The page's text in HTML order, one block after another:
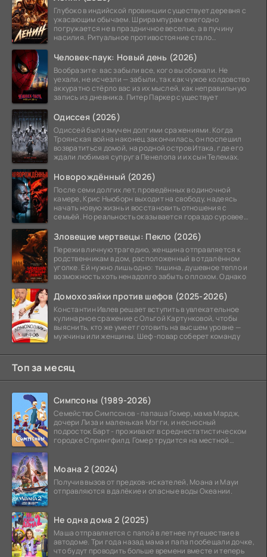
Глубоко в индийской провинции существует деревня с
ужасающим обычаем. Шрирампурам ежегодно
погружается не в праздничное веселье, а в пучину
насилия. Ритуальное противостояние стало
Человек-паук: Новый день (2026)
Вообразите: вас забыли все, кого вы обожали. Не
уехали, не исчезли — забыли, так как чужое колдовство
аккуратно стёрло вас из их мыслей, как неправильную
запись из дневника. Питер Паркер существует
Одиссея (2026)
Одиссей был измучен долгими сражениями. Когда
Троянская война наконец закончилась, он поспешил
возвратиться домой, на родной остров Итака, где его
ждали любимая супруга Пенелопа и их сын Телемах.
Новорождённый (2026)
После семи долгих лет, проведённых в одиночной
камере, Крис Ньюборн выходит на свободу, надеясь
начать новую жизнь и восстановить отношения с
семьёй. Но реальность оказывается гораздо суровее
Зловещие мертвецы: Пекло (2026)
Пережив личную трагедию, женщина отправляется к
родственникам в дом, расположенный в отдалённом
уголке. Ей нужно лишь одно: тишина, душевное тепло и
возможность хоть ненадолго забыть о плохом. Однако
Домохозяйки против шефов (2025-2026)
Константин Ивлев решает вступить в увлекательное
кулинарное сражение с Ольгой Картунковой, чтобы
выяснить, кто же умеет готовить на высшем уровне —
мужчины или женщины. Шеф-повар соберет команду
Топ за месяц
Симпсоны (1989-2026)
Семейство Симпсонов - папаша Гомер, мама Мардж,
дочери Лиза и маленькая Мэгги, и несносный
подросток Барт - проживают в среднестатистическом
городке Спрингфилд. Гомер трудится на местной
Моана 2 (2024)
Получив вызов от предков-искателей, Моана и Мауи
отправляются в далёкие и опасные воды Океании.
Не одна дома 2 (2025)
Маша отправляется с папой в летнее путешествие в
автодоме. Три года назад мама и папа пообещали дочке,
что будут проводить больше времени вместе и теперь